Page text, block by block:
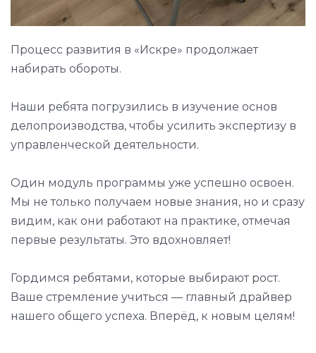
Процесс развития в «Искре» продолжает
набирать обороты.
Наши ребята погрузились в изучение основ
делопроизводства, чтобы усилить экспертизу в
управленческой деятельности.
Один модуль программы уже успешно освоен.
Мы не только получаем новые знания, но и сразу
видим, как они работают на практике, отмечая
первые результаты. Это вдохновляет!
Гордимся ребятами, которые выбирают рост.
Ваше стремление учиться — главный драйвер
нашего общего успеха. Вперёд, к новым целям!